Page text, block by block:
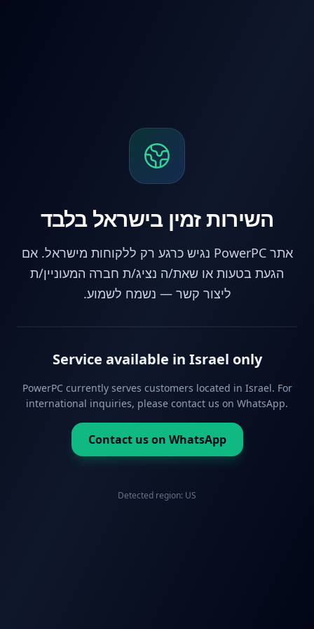
השירות זמין בישראל בלבד
אתר PowerPC נגיש כרגע רק ללקוחות מישראל. אם
הגעת בטעות או שאת/ה נציג/ת חברה המעוניין/ת
ליצור קשר — נשמח לשמוע.
Service available in Israel only
PowerPC currently serves customers located in Israel. For
international inquiries, please contact us on WhatsApp.
Contact us on WhatsApp
Detected region: US